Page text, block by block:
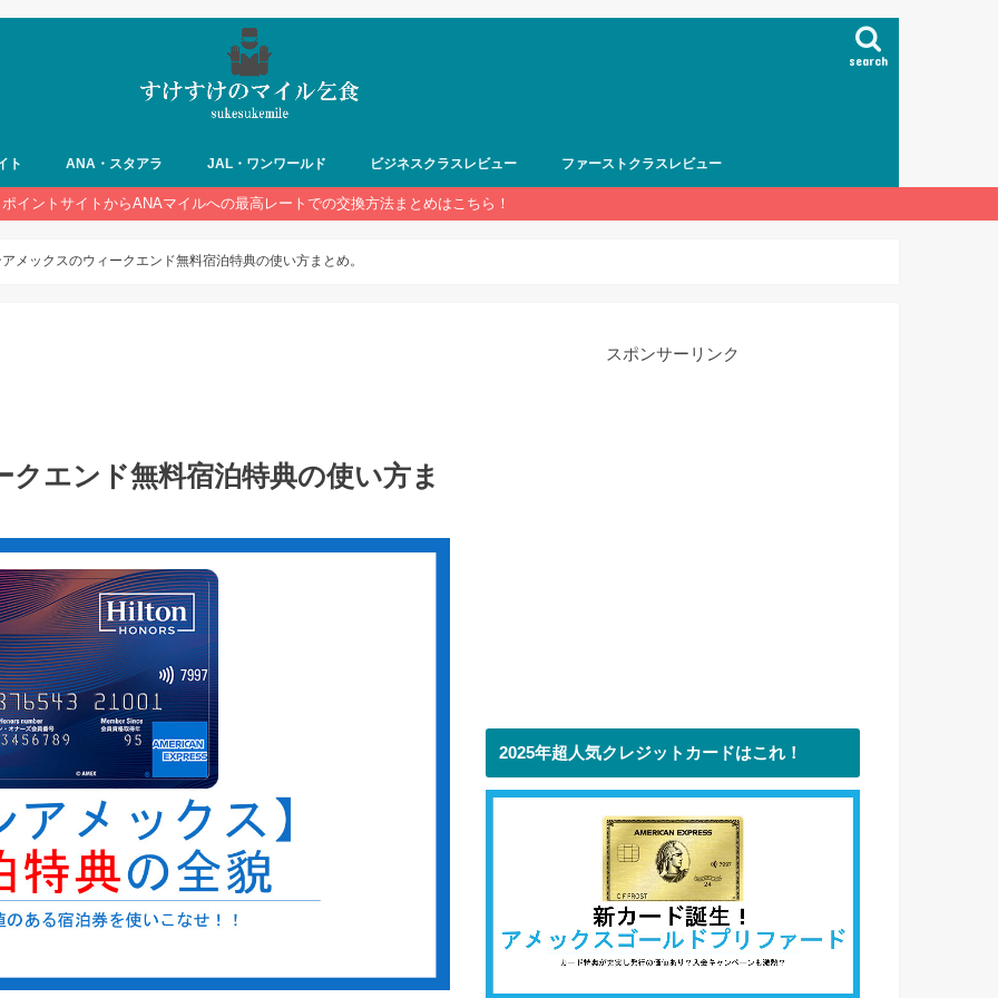
search
ト ANA・スタアラ JAL・ワンワールド ビジネスクラスレビュー ファーストクラスレビュー
ポイントサイトからANAマイルへの最高レートでの交換方法まとめはこちら！
メックスのウィークエンド無料宿泊特典の使い方まとめ。
エンド無料宿泊特典の使い方ま
スポンサーリンク
2025年超人気クレジットカードはこれ！